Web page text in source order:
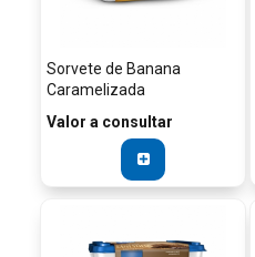
Sorvete de Banana
Caramelizada
Valor a consultar